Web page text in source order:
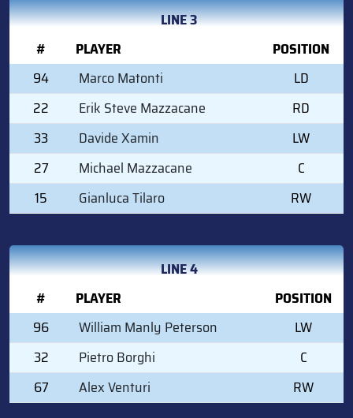
LINE 3
#
PLAYER
POSITION
94
Marco Matonti
LD
22
Erik Steve Mazzacane
RD
33
Davide Xamin
LW
27
Michael Mazzacane
C
15
Gianluca Tilaro RW
LINE 4
#
PLAYER
POSITION
96
William Manly Peterson
LW
32
Pietro Borghi
C
67
Alex Venturi RW